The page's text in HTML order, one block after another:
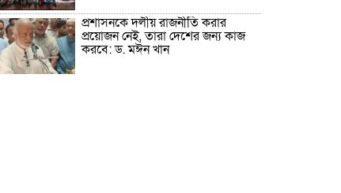
প্রশাসনকে দলীয় রাজনীতি করার
প্রয়োজন নেই, তারা দেশের জন্য কাজ
করবে: ড. মঈন খান